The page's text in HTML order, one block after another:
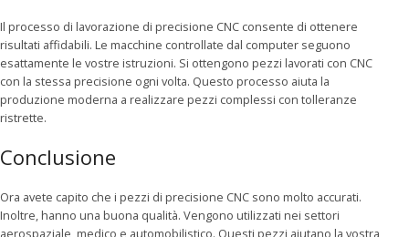
Il processo di lavorazione di precisione CNC consente di ottenere
risultati affidabili. Le macchine controllate dal computer seguono
esattamente le vostre istruzioni. Si ottengono pezzi lavorati con CNC
con la stessa precisione ogni volta. Questo processo aiuta la
produzione moderna a realizzare pezzi complessi con tolleranze
ristrette.
Conclusione
Ora avete capito che i pezzi di precisione CNC sono molto accurati.
Inoltre, hanno una buona qualità. Vengono utilizzati nei settori
aerospaziale, medico e automobilistico. Questi pezzi aiutano la vostra